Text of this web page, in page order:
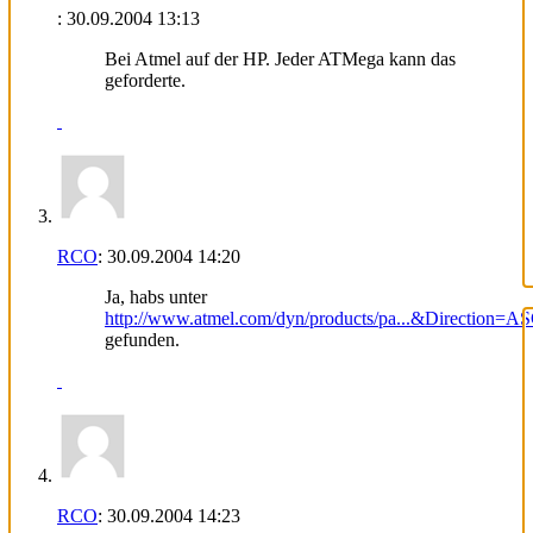
: 30.09.2004 13:13
Bei Atmel auf der HP. Jeder ATMega kann das
geforderte.
RCO: 30.09.2004 14:20
Ja, habs unter
http://www.atmel.com/dyn/products/
gefunden.
RCO: 30.09.2004 14:23